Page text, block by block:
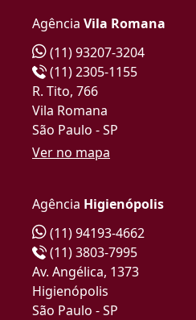
Agência Vila Romana
(11) 93207-3204
(11) 2305-1155
R. Tito, 766
Vila Romana
São Paulo - SP
Ver no mapa
Agência Higienópolis
(11) 94193-4662
(11) 3803-7995
Av. Angélica, 1373
Higienópolis
São Paulo - SP